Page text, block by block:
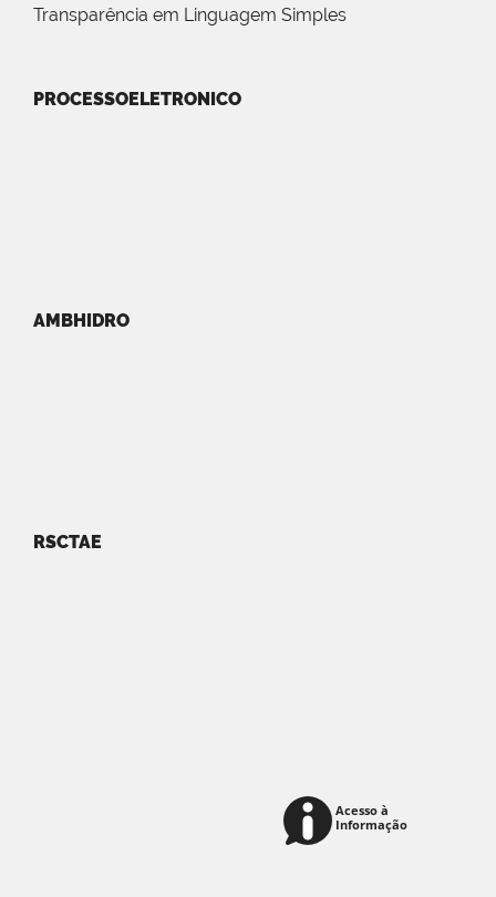
Transparência em Linguagem Simples
PROCESSOELETRONICO
AMBHIDRO
RSCTAE